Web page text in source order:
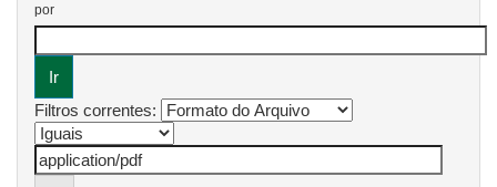
por
Filtros correntes: